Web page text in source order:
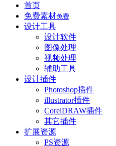
首页
免费素材免费
设计工具
设计软件
图像处理
视频处理
辅助工具
设计插件
Photoshop插件
illustrator插件
CorelDRAW插件
其它插件
扩展资源
PS资源